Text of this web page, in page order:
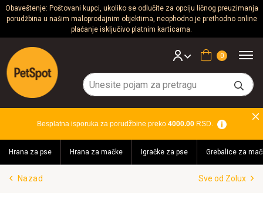
Obaveštenje: Poštovani kupci, ukoliko se odlučite za opciju ličnog preuzimanja
porudžbina u našim maloprodajnim objektima, neophodno je prethodno online
plaćanje isključivo platnim karticama.
Psi
Mačke
Glodari
Akvaristika
Teraristika
Brendovi
Korpa
Besplatna isporuka za porudžbine preko 4000.00RSD.
Hrana za pse Hrana za mačke Igračke za pse Grebalice za
Nazad Sve od Zolux